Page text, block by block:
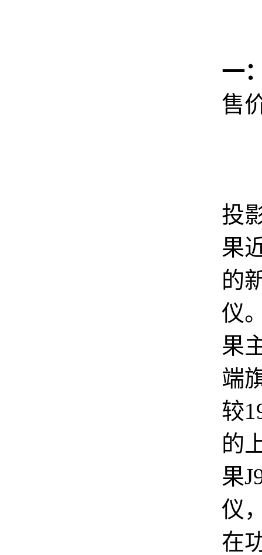
一
售
投
果
的
仪
果
端
较
的
果
仪
在